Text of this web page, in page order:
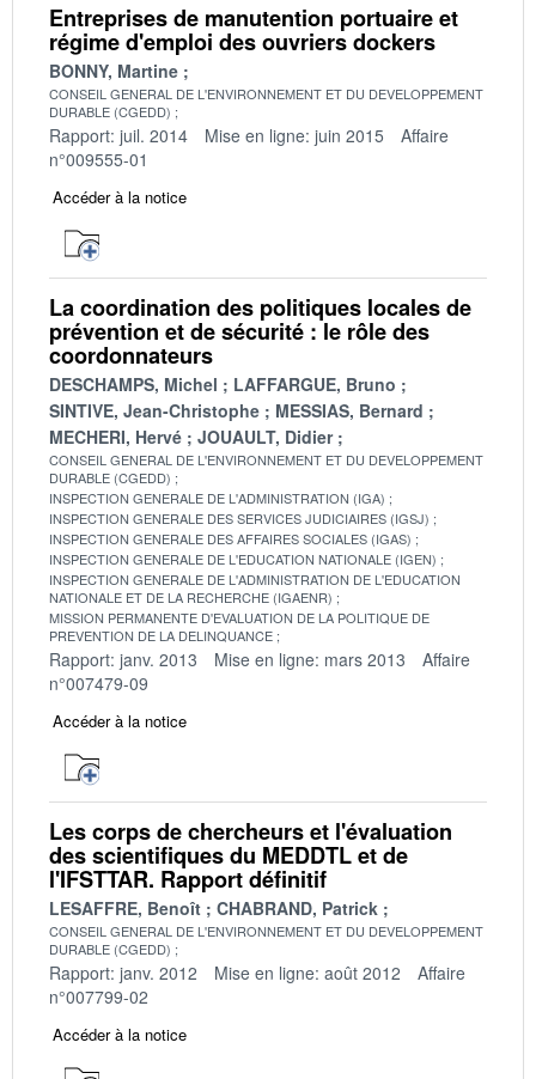
Entreprises de manutention portuaire et
régime d'emploi des ouvriers dockers
BONNY, Martine
CONSEIL GENERAL DE L'ENVIRONNEMENT ET DU DEVELOPPEMENT
DURABLE (CGEDD)
Rapport: juil. 2014 Mise en ligne: juin 2015
Affaire
n°009555-01
Accéder à la notice
La coordination des politiques locales de
prévention et de sécurité : le rôle des
coordonnateurs
DESCHAMPS, Michel
LAFFARGUE, Bruno
SINTIVE, Jean-Christophe
MESSIAS, Bernard
MECHERI, Hervé
JOUAULT, Didier
CONSEIL GENERAL DE L'ENVIRONNEMENT ET DU DEVELOPPEMENT
DURABLE (CGEDD)
INSPECTION GENERALE DE L'ADMINISTRATION (IGA)
INSPECTION GENERALE DES SERVICES JUDICIAIRES (IGSJ)
INSPECTION GENERALE DES AFFAIRES SOCIALES (IGAS)
INSPECTION GENERALE DE L'EDUCATION NATIONALE (IGEN)
INSPECTION GENERALE DE L'ADMINISTRATION DE L'EDUCATION
NATIONALE ET DE LA RECHERCHE (IGAENR)
MISSION PERMANENTE D'EVALUATION DE LA POLITIQUE DE
PREVENTION DE LA DELINQUANCE
Rapport: janv. 2013 Mise en ligne: mars 2013
Affaire
n°007479-09
Accéder à la notice
Les corps de chercheurs et l'évaluation
des scientifiques du MEDDTL et de
l'IFSTTAR. Rapport définitif
LESAFFRE, Benoît CHABRAND, Patrick
CONSEIL GENERAL DE L'ENVIRONNEMENT ET DU DEVELOPPEMENT
DURABLE (CGEDD)
Rapport: janv. 2012 Mise en ligne: août 2012
Affaire
n°007799-02
Accéder à la notice